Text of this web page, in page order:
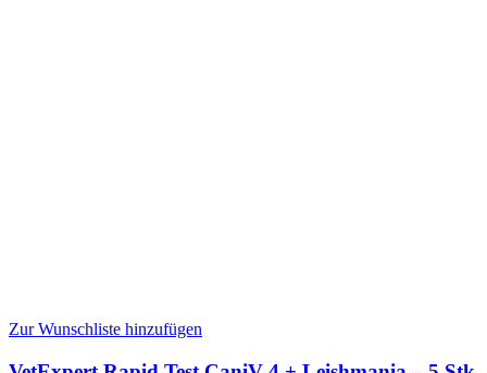
Zur Wunschliste hinzufügen